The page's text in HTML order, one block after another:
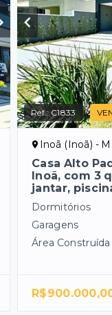
Ref.:C1833
Inoã (Inoã) -
Casa Alto
Inoã, com 3
jantar,
Dormitórios
Garagens
Área Construída